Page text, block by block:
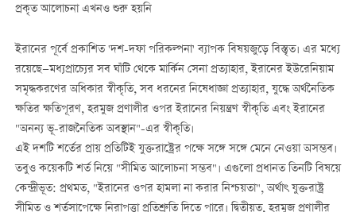
প্রকৃত আলোচনা এখনও শুরু হয়নি
ইরানের পূর্বে প্রকাশিত 'দশ-দফা পরিকল্পনা' ব্যাপক বিষয়জুড়ে বিস্তৃত। এর মধ্যে
রয়েছে—মধ্যপ্রাচ্যের সব ঘাঁটি থেকে মার্কিন সেনা প্রত্যাহার, ইরানের ইউরেনিয়াম
সমৃদ্ধকরণের অধিকার স্বীকৃতি, সব ধরনের নিষেধাজ্ঞা প্রত্যাহার, যুদ্ধে অর্থনৈতিক
ক্ষতির ক্ষতিপূরণ, হরমুজ প্রণালীর ওপর ইরানের নিয়ন্ত্রণ স্বীকৃতি এবং ইরানের
"অনন্য ভূ-রাজনৈতিক অবস্থান"-এর স্বীকৃতি।
এই দশটি শর্তের প্রায় প্রতিটিই যুক্তরাষ্ট্রের পক্ষে সঙ্গে সঙ্গে মেনে নেওয়া অসম্ভব।
তবুও কয়েকটি শর্ত নিয়ে "সীমিত আলোচনা সম্ভব"। এগুলো প্রধানত তিনটি বিষয়ে
কেন্দ্রীভূত: প্রথমত, "ইরানের ওপর হামলা না করার নিশ্চয়তা", অর্থাৎ যুক্তরাষ্ট্র
সীমিত ও শর্তসাপেক্ষে নিরাপত্তা প্রতিশ্রুতি দিতে পারে। দ্বিতীয়ত, হরমুজ প্রণালীর